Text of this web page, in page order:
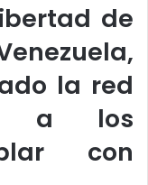
de
la red
a los
con